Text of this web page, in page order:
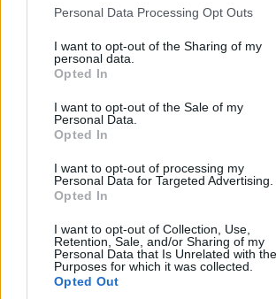
Please note that this website/app uses one
not limited to your visit or usage behaviour.
grant or deny consent to Google and its
use your data for below specified purposes
consent section.
Personal Data Processing Opt Outs
I want to opt-out of the Sharing of my
personal data.
Opted In
I want to opt-out of the Sale of my
Personal Data.
Opted In
I want to opt-out of processing my
Personal Data for Targeted Advertising.
Opted In
I want to opt-out of Collection, Use,
Retention, Sale, and/or Sharing of my
Personal Data that Is Unrelated with the
Purposes for which it was collected.
Opted Out